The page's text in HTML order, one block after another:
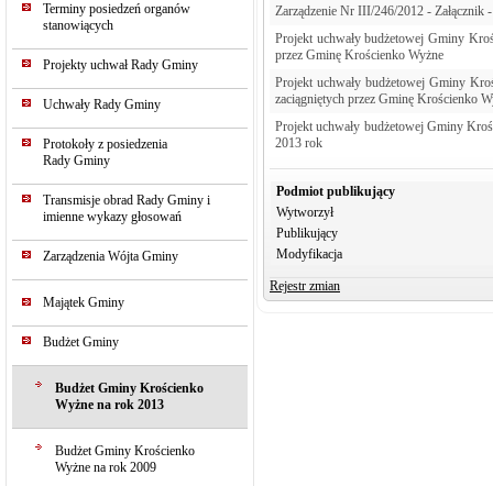
Terminy posiedzeń organów
stanowiących
Projekty uchwał Rady Gminy
Uchwały Rady Gminy
Protokoły z posiedzenia
Rady Gminy
Transmisje obrad Rady Gminy i
imienne wykazy głosowań
Zarządzenia Wójta Gminy
Majątek Gminy
Budżet Gminy
Budżet Gminy Krościenko
Wyżne na rok 2013
Budżet Gminy Krościenko
Wyżne na rok 2009
Zarządzenie Nr III/246/2012 -
Projekt uchwały budżetowej Gminy
przez Gminę Krościenko Wyżne
Projekt uchwały budżetowej Gminy
zaciągniętych przez Gminę Krościenko
Projekt uchwały budżetowej Gminy
2013 rok
Podmiot publikujący
Wytworzył
Publikujący
Modyfikacja
Rejestr zmian